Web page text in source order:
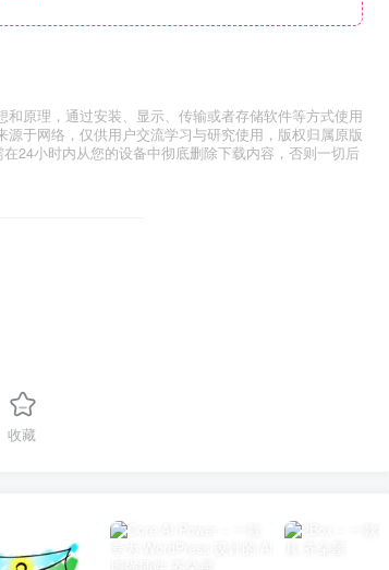
原理，通过安装、显示、传输或者存储软件等方式使用
于网络，仅供用户交流学习与研究使用，版权归属原版
24小时内从您的设备中彻底删除下载内容，否则一切后
收藏